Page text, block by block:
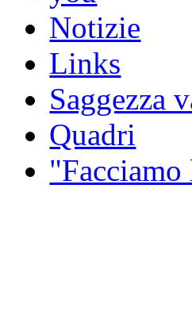
Notizie
Links
Saggezza
Quadri